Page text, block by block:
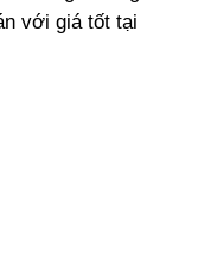
với giá tốt tại